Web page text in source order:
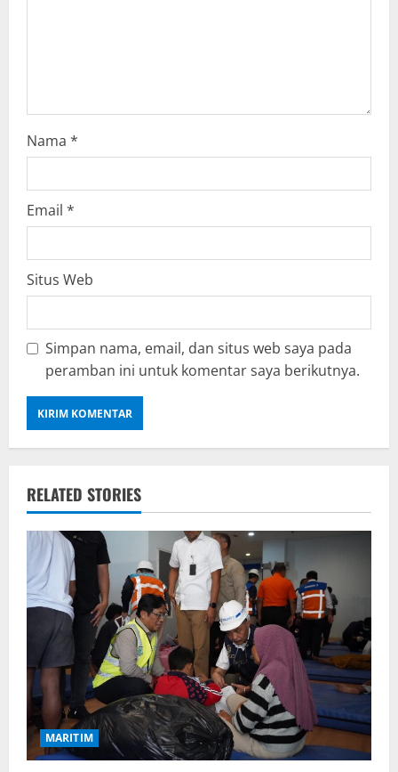
Nama *
Email *
Situs Web
Simpan nama, email, dan situs web saya pada
peramban ini untuk komentar saya berikutnya.
RELATED STORIES
MARITIM